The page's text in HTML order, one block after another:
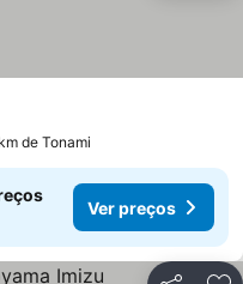
de Tonami
Ver preços